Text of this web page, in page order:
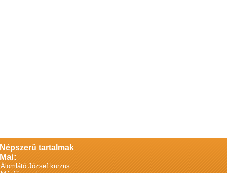
Népszerű tartalmak
Mai:
Álomlátó József kurzus